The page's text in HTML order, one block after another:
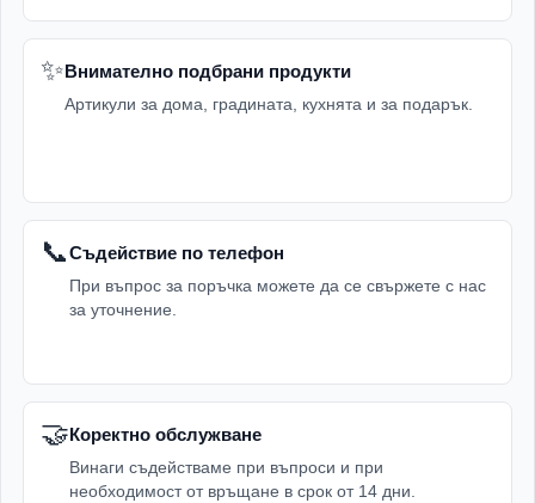
✨Внимателно подбрани продукти
Артикули за дома, градината, кухнята и за подарък.
📞Съдействие по телефон
При въпрос за поръчка можете да се свържете с нас
за уточнение.
🤝Коректно обслужване
Винаги съдействаме при въпроси и при
необходимост от връщане в срок от 14 дни.